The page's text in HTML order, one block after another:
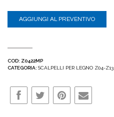
AGGIUNGI AL PREVENTIVO
COD: Z0422MP
CATEGORIA: SCALPELLI PER LEGNO Z04-Z13